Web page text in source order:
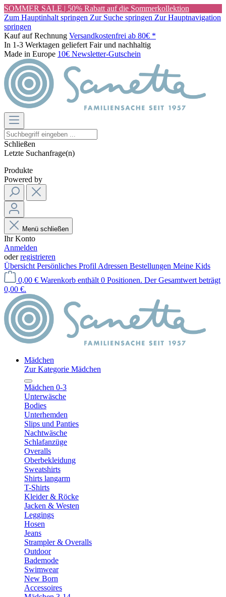
SOMMER SALE | 50% Rabatt auf die Sommerkollektion
Zum Hauptinhalt springen Zur Suche springen Zur Hauptnavigation
springen
Kauf auf Rechnung Versandkostenfrei ab 80€ *
In 1-3 Werktagen geliefert Fair und nachhaltig
Made in Europe 10€ Newsletter-Gutschein
Schließen
Letzte Suchanfrage(n)
Produkte
Powered by
Menü schließen
Ihr Konto
Anmelden
oderregistrieren
Übersicht Persönliches Profil Adressen Bestellungen Meine Kids
0,00 € Warenkorb enthält 0 Positionen. Der Gesamtwert beträgt
0,00 €.
Mädchen
Zur Kategorie Mädchen
Mädchen 0-3
Unterwäsche
Bodies
Unterhemden
Slips und Panties
Nachtwäsche
Schlafanzüge
Overalls
Oberbekleidung
Sweatshirts
Shirts langarm
T-Shirts
Kleider & Röcke
Jacken & Westen
Leggings
Hosen
Jeans
Strampler & Overalls
Outdoor
Bademode
Swimwear
New Born
Accessoires